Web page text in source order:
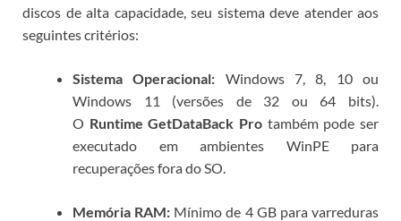
discos de alta capacidade, seu sistema deve atender aos
seguintes critérios:
Sistema Operacional: Windows 7, 8, 10 ou
Windows 11 (versões de 32 ou 64 bits).
O Runtime GetDataBack Pro também pode ser
executado em ambientes WinPE para
recuperações fora do SO.
Memória RAM: Mínimo de 4 GB para varreduras